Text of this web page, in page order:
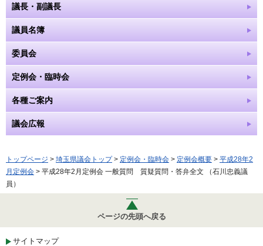
議長・副議長
議員名簿
委員会
定例会・臨時会
各種ご案内
議会広報
トップページ > 埼玉県議会トップ> 定例会・臨時会 > 定例会概要 > 平成28年2
月定例会 > 平成28年2月定例会 一般質問 質疑質問・答弁全文 （石川忠義議
員）
ページの先頭へ戻る
サイトマップ